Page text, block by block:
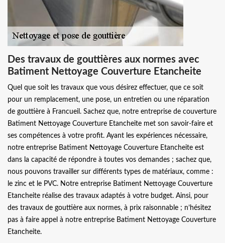
Des travaux de gouttières aux normes avec
Batiment Nettoyage Couverture Etancheite
Quel que soit les travaux que vous désirez effectuer, que ce soit
pour un remplacement, une pose, un entretien ou une réparation
de gouttière à Francueil. Sachez que, notre entreprise de couverture
Batiment Nettoyage Couverture Etancheite met son savoir-faire et
ses compétences à votre profit. Ayant les expériences nécessaire,
notre entreprise Batiment Nettoyage Couverture Etancheite est
dans la capacité de répondre à toutes vos demandes ; sachez que,
nous pouvons travailler sur différents types de matériaux, comme :
le zinc et le PVC. Notre entreprise Batiment Nettoyage Couverture
Etancheite réalise des travaux adaptés à votre budget. Ainsi, pour
des travaux de gouttière aux normes, à prix raisonnable ; n’hésitez
pas à faire appel à notre entreprise Batiment Nettoyage Couverture
Etancheite.